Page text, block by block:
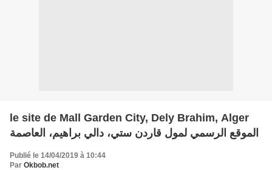
le site de Mall Garden City, Dely Brahim, Alger
الموقع الرسمي لمول قاردن ستي، دالي براهيم، العاصمة
Publié le 14/04/2019 à 10:44
Par Okbob.net